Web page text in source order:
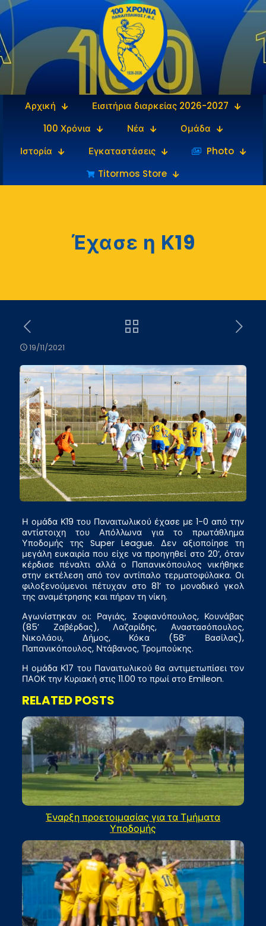
Αρχική
Εισιτήρια διαρκείας 2026-2027
100 Χρόνια
Νέα
Ομάδα
Ιστορία
Εγκαταστάσεις
‎‏‏‎ ‎Photo
Titormos Store
Έχασε η Κ19
19/11/2021
Η ομάδα Κ19 του Παναιτωλικού έχασε με 1-0 από την
αντίστοιχη του Απόλλωνα για το πρωτάθλημα
Υποδομής της Super League. Δεν αξιοποίησε τη
μεγάλη ευκαιρία που είχε να προηγηθεί στο 20’, όταν
κέρδισε πέναλτι αλλά ο Παπανικόπουλος νικήθηκε
στην εκτέλεση από τον αντίπαλο τερματοφύλακα. Οι
φιλοξενούμενοι πέτυχαν στο 81’ το μοναδικό γκολ
της αναμέτρησης και πήραν τη νίκη.
Αγωνίστηκαν οι: Ραγιάς, Σοφιανόπουλος, Κουνάβας
(85’ Ζαβέρδας), Λαζαρίδης, Αναστασόπουλος,
Νικολάου, Δήμος, Κόκα (58’ Βασίλας),
Παπανικόπουλος, Ντάβανος, Τρομπούκης.
Η ομάδα Κ17 του Παναιτωλικού θα αντιμετωπίσει τον
ΠΑΟΚ την Κυριακή στις 11.00 το πρωί στο Emileon.
RELATED POSTS
Έναρξη προετοιμασίας για τα Τμήματα
Υποδομής